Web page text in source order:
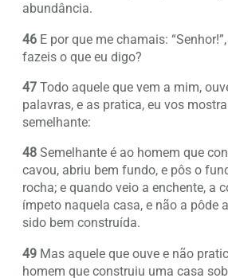
abundância.
46 E por que me chamais:
fazeis o que eu digo?
47 Todo aquele que vem a mim,
palavras, e as pratica, eu vos
semelhante:
48 Semelhante é ao homem que
cavou, abriu bem fundo, e pôs o
rocha; e quando veio a enchente, a
ímpeto naquela casa, e não a pôde
sido bem construída.
49 Mas aquele que ouve e não
homem que construiu uma casa